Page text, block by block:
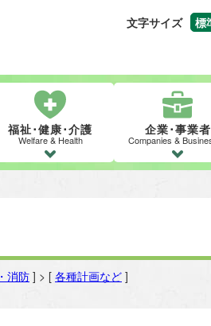
文字サイズ 標
文
福祉･健康･介護
Welfare & Health
企業･事業者
Companies &
消防 ] > [ 各種計画など ]